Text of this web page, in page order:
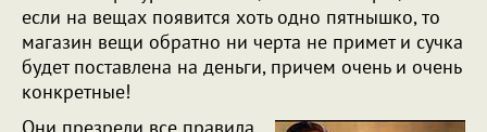
если на вещах появится хоть одно пятнышко, то
магазин вещи обратно ни черта не примет и сучка
будет поставлена на деньги, причем очень и очень
конкретные!